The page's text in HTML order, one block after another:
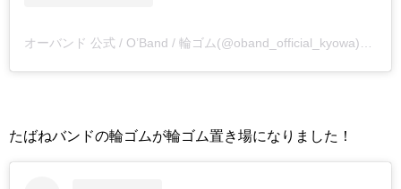
たばねバンドの輪ゴムが輪ゴム置き場になりました！